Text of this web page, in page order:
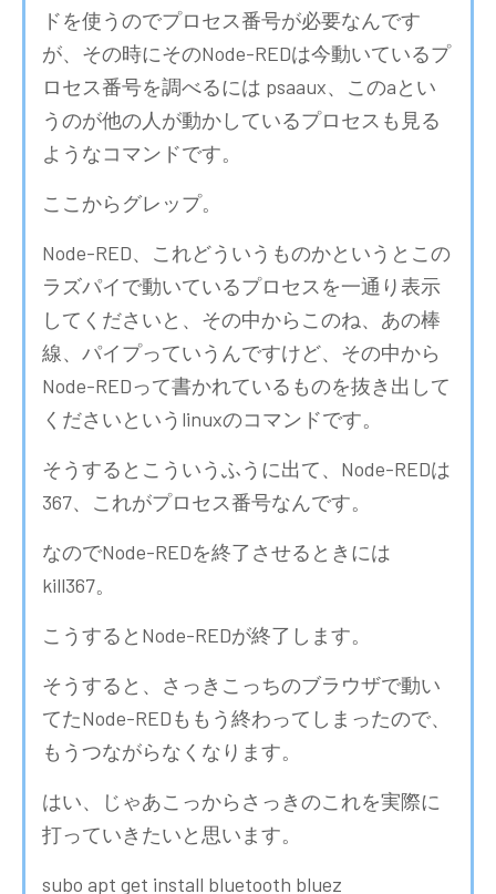
ドを使うのでプロセス番号が必要なんです
が、その時にそのNode-REDは今動いているプ
ロセス番号を調べるには psaaux、このaとい
うのが他の人が動かしているプロセスも見る
ようなコマンドです。
ここからグレップ。
Node-RED、これどういうものかというとこの
ラズパイで動いているプロセスを一通り表示
してくださいと、その中からこのね、あの棒
線、パイプっていうんですけど、その中から
Node-REDって書かれているものを抜き出して
くださいというlinuxのコマンドです。
そうするとこういうふうに出て、Node-REDは
367、これがプロセス番号なんです。
なのでNode-REDを終了させるときには
kill367。
こうするとNode-REDが終了します。
そうすると、さっきこっちのブラウザで動い
てたNode-REDももう終わってしまったので、
もうつながらなくなります。
はい、じゃあこっからさっきのこれを実際に
打っていきたいと思います。
subo apt get install bluetooth bluez